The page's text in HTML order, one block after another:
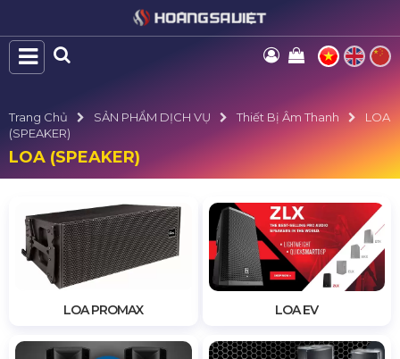
Trang Chủ SẢN PHẨM DỊCH VỤ Thiết Bị Âm Thanh
LOA
(SPEAKER)
LOA (SPEAKER)
LOA PROMAX LOA EV